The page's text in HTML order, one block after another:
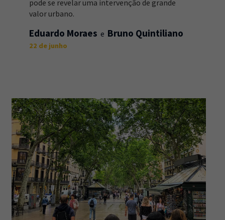
pode se revelar uma intervenção de grande
valor urbano.
Eduardo Moraes Bruno Quintiliano
22 de junho